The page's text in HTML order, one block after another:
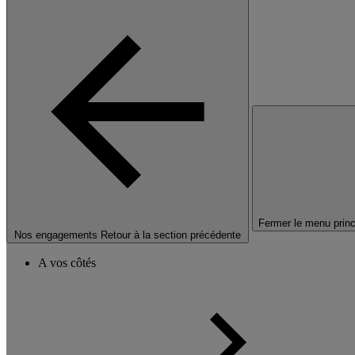
Nos engagements Retour à la section précédente
Fermer le menu
A vos côtés